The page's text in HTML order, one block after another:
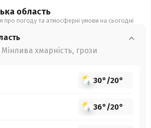
область
про погоду та атмосферні умови на сьогодні
Мінлива хмарність, грози
30°/20°
36°/20°